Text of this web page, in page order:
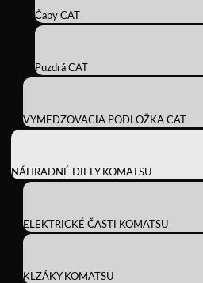
Čapy CAT
Puzdrá CAT
VYMEDZOVACIA PODLOŽKA CAT
NÁHRADNÉ DIELY KOMATSU
ELEKTRICKÉ ČASTI KOMATSU
KLZÁKY KOMATSU